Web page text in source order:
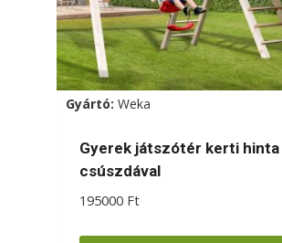
Gyártó: Weka
Gyerek játszótér kerti hinta
csúszdával
195000 Ft